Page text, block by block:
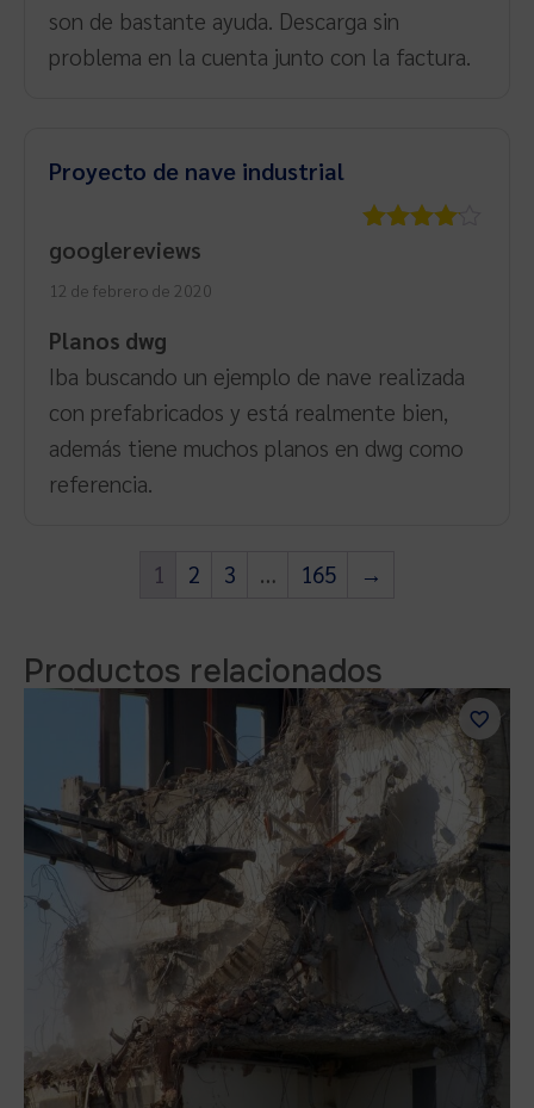
son de bastante ayuda. Descarga sin
problema en la cuenta junto con la factura.
Proyecto de nave industrial
googlereviews
12 de febrero de 2020
Planos dwg
Iba buscando un ejemplo de nave realizada
con prefabricados y está realmente bien,
además tiene muchos planos en dwg como
referencia.
1 2 3 … 165 →
Productos relacionados